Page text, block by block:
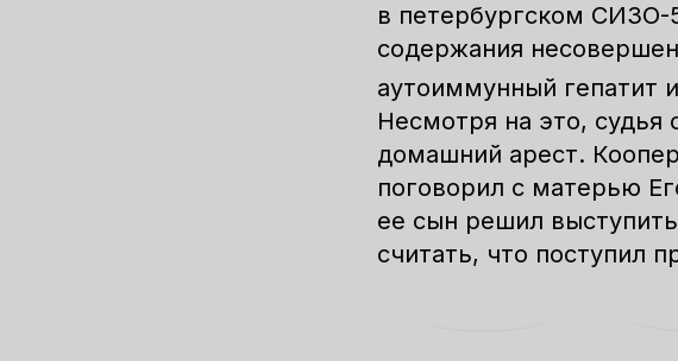
в петербургском СИЗО-
содержания
аутоиммунный гепатит
Несмотря на это, судья
домашний арест.
поговорил с матерью
ее сын решил
считать, что поступил